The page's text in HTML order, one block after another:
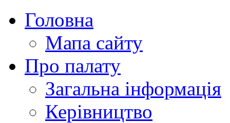
Головна
Мапа сайту
Про палату
Загальна інформація
Керівництво